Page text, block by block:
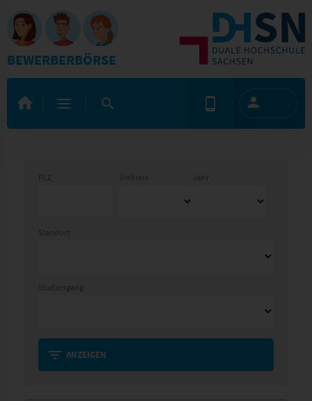
BEWERBERBÖRSE
PLZ Umkreis Jahr
Standort
Studiengang
ANZEIGEN